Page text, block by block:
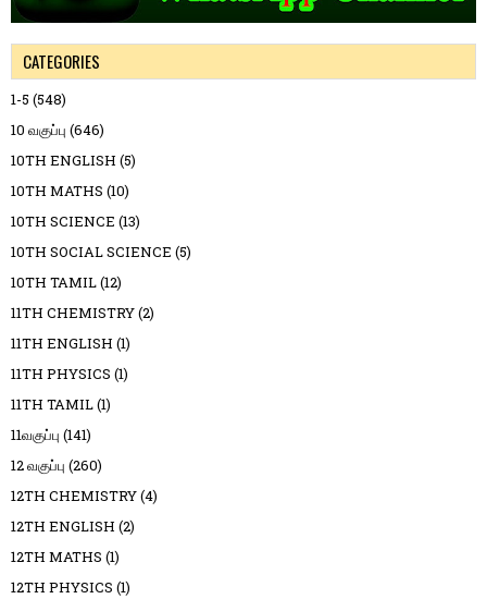
CATEGORIES
1-5 (548)
10 வகுப்பு (646)
10TH ENGLISH (5)
10TH MATHS (10)
10TH SCIENCE (13)
10TH SOCIAL SCIENCE (5)
10TH TAMIL(12)
11TH CHEMISTRY(2)
11TH ENGLISH (1)
11TH PHYSICS (1)
11TH TAMIL(1)
11வகுப்பு (141)
12 வகுப்பு (260)
12TH CHEMISTRY(4)
12TH ENGLISH (2)
12TH MATHS (1)
12TH PHYSICS (1)